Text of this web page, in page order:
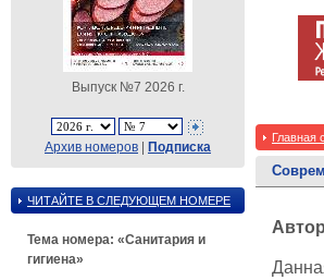
Выпуск №7 2026 г.
Архив номеров | Подписка
ЧИТАЙТЕ В СЛЕДУЮЩЕМ НОМЕРЕ
Тема номера: «Санитария и
гигиена»
Главная